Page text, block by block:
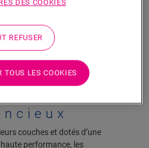
couches et dotés d’une
performance, les
DES COOKIES
REFUSER
TOUS LES COOKIES